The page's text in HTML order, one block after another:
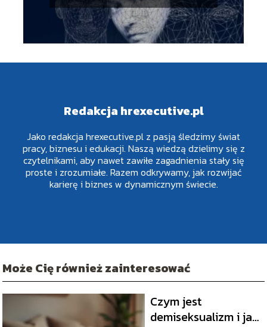
Redakcja hrexecutive.pl
Jako redakcja hrexecutive.pl z pasją śledzimy świat
pracy, biznesu i edukacji. Naszą wiedzą dzielimy się z
czytelnikami, aby nawet zawiłe zagadnienia stały się
proste i zrozumiałe. Razem odkrywamy, jak rozwijać
karierę i biznes w dynamicznym świecie.
Może Cię również zainteresować
Czym jest
demiseksualizm i jak